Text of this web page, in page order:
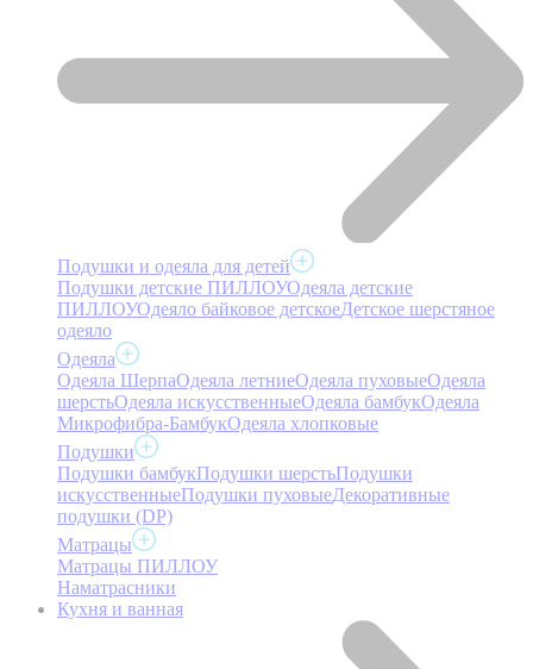
Подушки и одеяла для детей
Подушки детские ПИЛЛОУОдеяла детские
ПИЛЛОУОдеяло байковое детскоеДетское шерстяное
одеяло
Одеяла
Одеяла ШерпаОдеяла летниеОдеяла пуховыеОдеяла
шерстьОдеяла искусственныеОдеяла бамбукОдеяла
Микрофибра-БамбукОдеяла хлопковые
Подушки
Подушки бамбукПодушки шерстьПодушки
искусственныеПодушки пуховыеДекоративные
подушки (DP)
Матрацы
Матрацы ПИЛЛОУ
Наматрасники
Кухня и ванная